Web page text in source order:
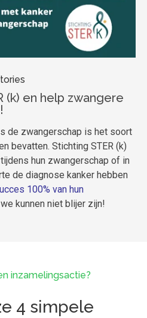
(k) en help zwangere
de zwangerschap is het soort
bevatten. Stichting STER (k)
hun zwangerschap of in
de diagnose kanker hebben
100% van hun
kunnen niet blijer zijn!
inzamelingsactie?
4 simpele